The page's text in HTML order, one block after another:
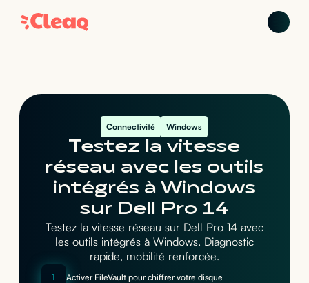
Connectivité Windows
Testez la vitesse
réseau avec les outils
intégrés à Windows
sur Dell Pro 14
Testez la vitesse réseau sur Dell Pro 14 avec
les outils intégrés à Windows. Diagnostic
rapide, mobilité renforcée.
1 Activer FileVault pour chiffrer votre disque